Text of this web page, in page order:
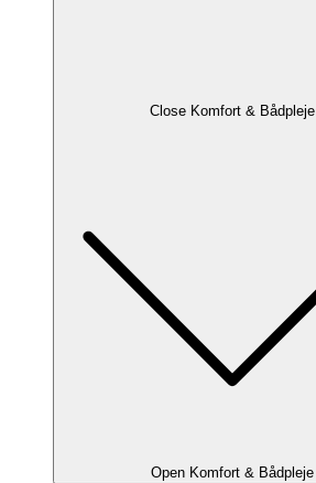
Close Komfort & Bådpleje
Open Komfort & Bådpleje